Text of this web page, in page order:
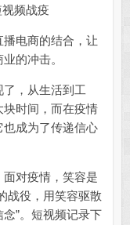
电商的结合，让
的冲击。
，从生活到工
时间，而在疫情
成为了传递信心
对疫情，笑容是
战役，用笑容驱散
”。短视频记录下